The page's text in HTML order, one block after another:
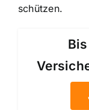
schützen.